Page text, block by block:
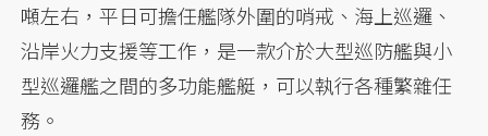
噸左右，平日可擔任艦隊外圍的哨戒、海上巡邏、
沿岸火力支援等工作，是一款介於大型巡防艦與小
型巡邏艦之間的多功能艦艇，可以執行各種繁雜任
務。